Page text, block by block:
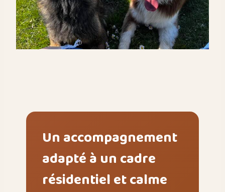
Un accompagnement
adapté à un cadre
résidentiel et calme